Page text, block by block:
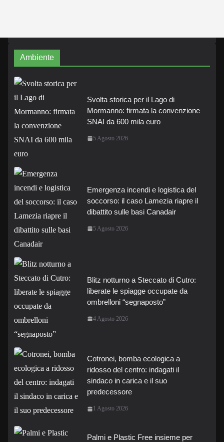
Ambiente
Svolta storica per il Lago di
Mormanno: firmata la convenzione
SNAI da 600 mila euro
5 Agosto 2026
Emergenza incendi e logistica del
soccorso: il caso Lamezia riapre il
dibattito sulle basi Canadair
5 Agosto 2026
Blitz notturno a Steccato di Cutro:
liberate le spiagge occupate da
ombrelloni “segnaposto”
4 Agosto 2026
Cotronei, bomba ecologica a
ridosso del centro: indagati il
sindaco in carica e il suo
predecessore
1 Agosto 2026
Palmi e Plastic Free insieme per